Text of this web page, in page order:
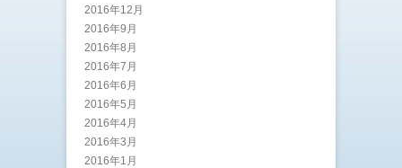
2016年12月
2016年9月
2016年8月
2016年7月
2016年6月
2016年5月
2016年4月
2016年3月
2016年1月